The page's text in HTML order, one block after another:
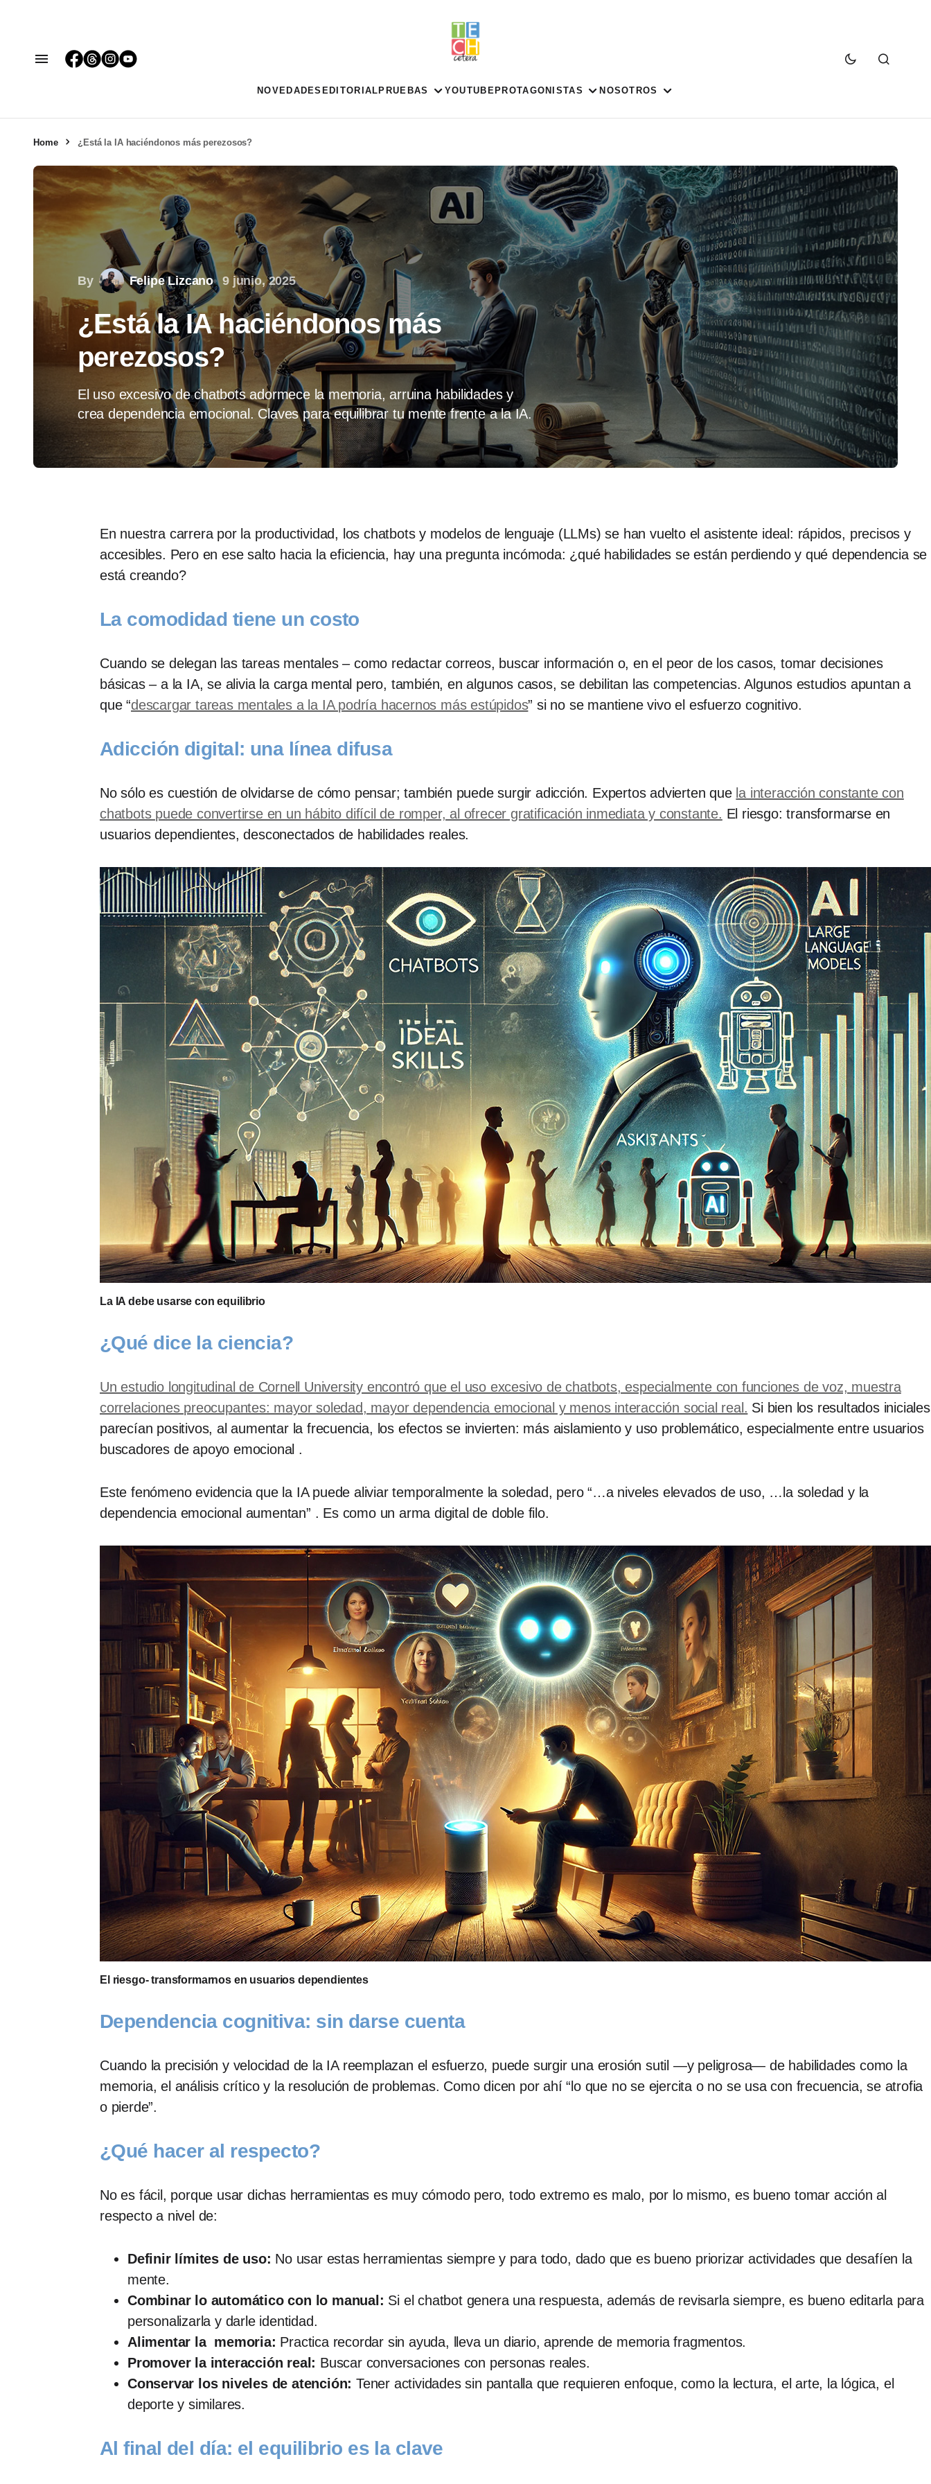
NOVEDADES EDITORIAL PRUEBAS YOUTUBE PROTAGONISTAS NOSOTROS
Home ¿Está la IA haciéndonos más perezosos?
By Felipe Lizcano 9 junio, 2025
¿Está la IA haciéndonos más
perezosos?
El uso excesivo de chatbots adormece la memoria, arruina habilidades y
crea dependencia emocional. Claves para equilibrar tu mente frente a la IA.
En nuestra carrera por la productividad, los chatbots y modelos de lenguaje (LLMs) se han vuelto el asistente ideal: rápidos, precisos y
accesibles. Pero en ese salto hacia la eficiencia, hay una pregunta incómoda: ¿qué habilidades se están perdiendo y qué dependencia se
está creando?
La comodidad tiene un costo
Cuando se delegan las tareas mentales – como redactar correos, buscar información o, en el peor de los casos, tomar decisiones
básicas – a la IA, se alivia la carga mental pero, también, en algunos casos, se debilitan las competencias. Algunos estudios apuntan a
que “descargar tareas mentales a la IA podría hacernos más estúpidos” si no se mantiene vivo el esfuerzo cognitivo.
Adicción digital: una línea difusa
No sólo es cuestión de olvidarse de cómo pensar; también puede surgir adicción. Expertos advierten que la interacción constante con
chatbots puede convertirse en un hábito difícil de romper, al ofrecer gratificación inmediata y constante. El riesgo: transformarse en
usuarios dependientes, desconectados de habilidades reales.
La IA debe usarse con equilibrio
¿Qué dice la ciencia?
Un estudio longitudinal de Cornell University encontró que el uso excesivo de chatbots, especialmente con funciones de voz, muestra
correlaciones preocupantes: mayor soledad, mayor dependencia emocional y menos interacción social real. Si bien los resultados iniciales
parecían positivos, al aumentar la frecuencia, los efectos se invierten: más aislamiento y uso problemático, especialmente entre usuarios
buscadores de apoyo emocional .
Este fenómeno evidencia que la IA puede aliviar temporalmente la soledad, pero “…a niveles elevados de uso, …la soledad y la
dependencia emocional aumentan” . Es como un arma digital de doble filo.
El riesgo- transformarnos en usuarios dependientes
Dependencia cognitiva: sin darse cuenta
Cuando la precisión y velocidad de la IA reemplazan el esfuerzo, puede surgir una erosión sutil —y peligrosa— de habilidades como la
memoria, el análisis crítico y la resolución de problemas. Como dicen por ahí “lo que no se ejercita o no se usa con frecuencia, se atrofia
o pierde”.
¿Qué hacer al respecto?
No es fácil, porque usar dichas herramientas es muy cómodo pero, todo extremo es malo, por lo mismo, es bueno tomar acción al
respecto a nivel de:
Definir límites de uso: No usar estas herramientas siempre y para todo, dado que es bueno priorizar actividades que desafíen la
mente.
Combinar lo automático con lo manual: Si el chatbot genera una respuesta, además de revisarla siempre, es bueno editarla para
personalizarla y darle identidad.
Alimentar la memoria: Practica recordar sin ayuda, lleva un diario, aprende de memoria fragmentos.
Promover la interacción real: Buscar conversaciones con personas reales.
Conservar los niveles de atención: Tener actividades sin pantalla que requieren enfoque, como la lectura, el arte, la lógica, el
deporte y similares.
Al final del día: el equilibrio es la clave